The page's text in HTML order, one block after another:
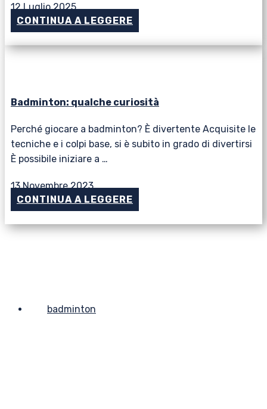
12 Luglio 2025
CONTINUA A LEGGERE
Badminton: qualche curiosità
Perché giocare a badminton? È divertente Acquisite le
tecniche e i colpi base, si è subito in grado di divertirsi
È possibile iniziare a …
13 Novembre 2023
CONTINUA A LEGGERE
badminton